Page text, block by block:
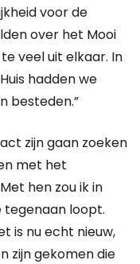
voor de
over het Mooi
te veel uit elkaar. In
hadden we
besteden.”
zijn gaan zoeken
met het
hen zou ik in
tegenaan loopt.
is nu echt nieuw,
zijn gekomen die